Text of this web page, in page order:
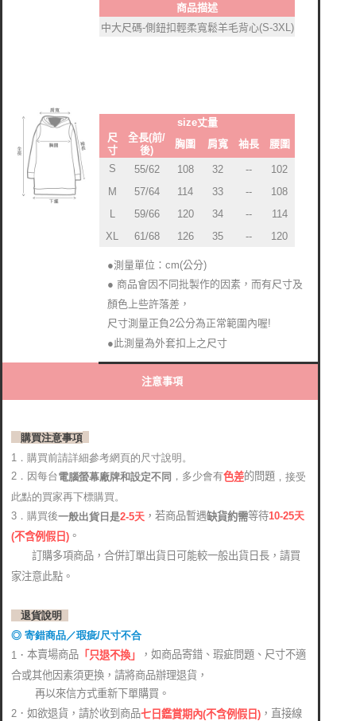
商品描述
中大尺碼-側鈕扣輕柔寬鬆羊毛背心(S-3XL)
size丈量
尺
寸
全長(前/
後)
胸圍 肩寬 袖長 腰圍
S 55/62 108 32 --
102
M
57/64 114 33 --
108
L
59/66 120 34 --
114
XL
61/68 126 35 -- 120
●測量單位：cm(公分)
● 商品會因不同批製作的因素，而有尺寸及
顏色上些許落差，
尺寸測量正負2公分為正常範圍內喔!
●此測量為外套扣上之尺寸
注意事項
購買注意事項
1．購買前請詳細參考網頁的尺寸說明。
2．因每台電腦螢幕廠牌和設定不同 ，多少會有色差的問題 ，接受
此點的買家再下標購買。
3．購買後一般出貨日是2-5天 ，若商品暫遇缺貨約需等待10-25天
(不含例假日) 。
訂購多項商品，合併訂單出貨日可能較一般出貨日長，請買
家注意此點。
退貨說明
◎ 寄錯商品／瑕疵/尺寸不合
1． 本賣場商品 「只退不換」
，如商品寄錯、瑕疵問題、尺寸不適
合或其他因素須更換，請將商品辦理退貨，
再以來信方式重新下單購買。
2．如欲退貨，請於收到商品七日鑑賞期內(不含例假日) ，直接線